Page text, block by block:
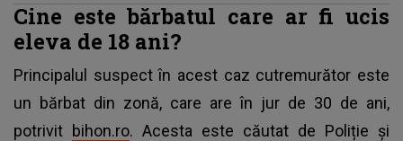
Cine este bărbatul care ar fi ucis
eleva de 18 ani?
Principalul suspect în acest caz cutremurător este
un bărbat din zonă, care are în jur de 30 de ani,
potrivit bihon.ro. Acesta este căutat de Poliție și